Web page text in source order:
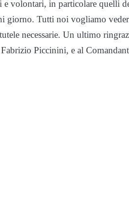
volontari, in particolare quelli
giorno. Tutti noi vogliamo
necessarie. Un ultimo
Piccinini, e al